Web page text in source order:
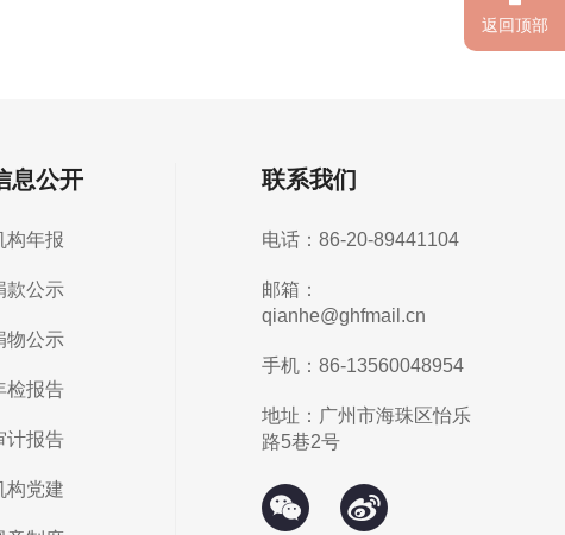
息公开
构年报
款公示
物公示
检报告
计报告
构党建
联系我们
电话：86-20-89441104
邮箱：
qianhe@ghfmail.cn
手机：86-13560048954
地址：广州市海珠区怡乐
路5巷2号
返回顶部